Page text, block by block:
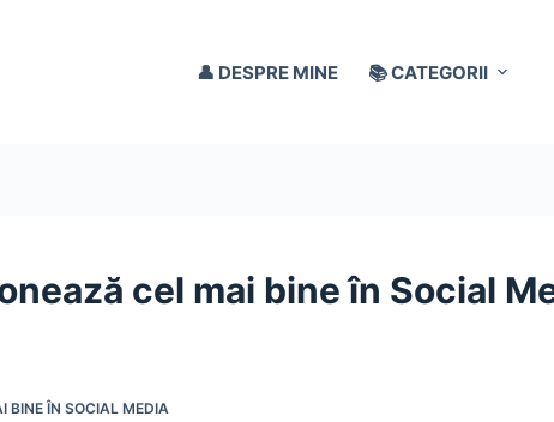
👤 DESPRE MINE 📚 CATEGORII
cel mai bine în Social
BINE ÎN SOCIAL MEDIA